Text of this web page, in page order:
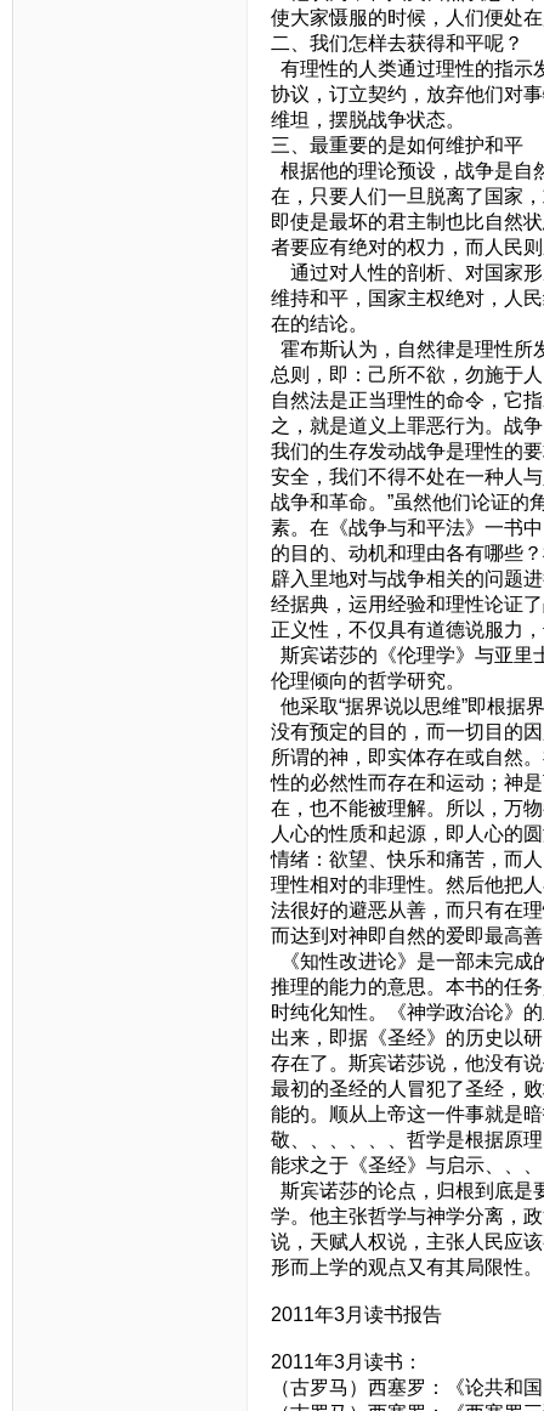
使大家慑服的时候，人们便处
二、我们怎样去获得和平呢？
有理性的人类通过理性的指示
协议，订立契约，放弃他们对
维坦，摆脱战争状态。
三、最重要的是如何维护和平
根据他的理论预设，战争是自
在，只要人们一旦脱离了国家
即使是最坏的君主制也比自然
者要应有绝对的权力，而人民
通过对人性的剖析、对国家
维持和平，国家主权绝对，人
在的结论。
霍布斯认为，自然律是理性所
总则，即：己所不欲，勿施于
自然法是正当理性的命令，它
之，就是道义上罪恶行为。战
我们的生存发动战争是理性的
安全，我们不得不处在一种人
战争和革命。”虽然他们论证的
素。在《战争与和平法》一书
的目的、动机和理由各有哪些
辟入里地对与战争相关的问题
经据典，运用经验和理性论证
正义性，不仅具有道德说服力
斯宾诺莎的《伦理学》与亚里
伦理倾向的哲学研究。
他采取“据界说以思维”即根据
没有预定的目的，而一切目的
所谓的神，即实体存在或自然
性的必然性而存在和运动；神
在，也不能被理解。所以，万
人心的性质和起源，即人心的
情绪：欲望、快乐和痛苦，而
理性相对的非理性。然后他把
法很好的避恶从善，而只有在
而达到对神即自然的爱即最高
《知性改进论》是一部未完成
推理的能力的意思。本书的任
时纯化知性。《神学政治论》
出来，即据《圣经》的历史以
存在了。斯宾诺莎说，他没有
最初的圣经的人冒犯了圣经，
能的。顺从上帝这一件事就是
敬、、、、、、哲学是根据原
能求之于《圣经》与启示、、
斯宾诺莎的论点，归根到底是
学。他主张哲学与神学分离，
说，天赋人权说，主张人民应
形而上学的观点又有其局限性。
2011年3月读书报告
2011年3月读书：
（古罗马）西塞罗：《论共和